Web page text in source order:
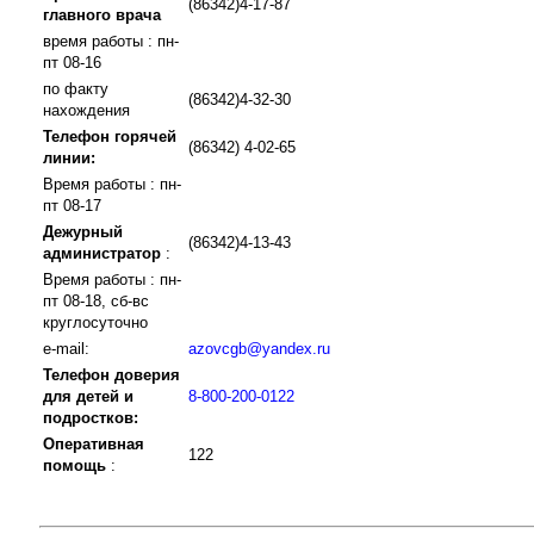
главного врача
(86342)4-17-87
время работы : пн-
пт 08-16
по факту
нахождения
(86342)4-32-30
Телефон горячей
линии:
(86342) 4-02-65
Время работы : пн-
пт 08-17
Дежурный
администратор :
(86342)4-13-43
Время работы : пн-
пт 08-18, сб-вс
круглосуточно
e-mail:
azovcgb@yandex.ru
Телефон доверия
для детей и
подростков:
8-800-200-0122
Оперативная
помощь :
122